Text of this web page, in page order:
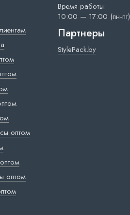
оптом
оптом
Время работы:
10:00 — 17:00 (пн-пт)
Партнеры
StylePack.by